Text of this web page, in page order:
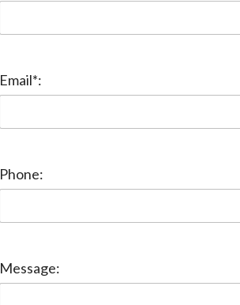
Email*:
Phone:
Message: